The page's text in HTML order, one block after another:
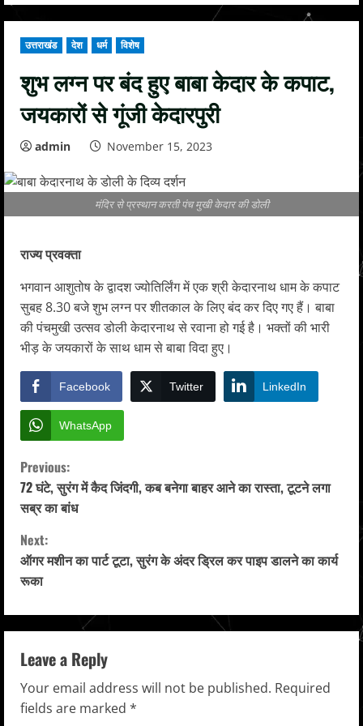
उत्तराखंड देश धर्म विशेष
शुभ लग्न पर बंद हुए बाबा केदार के कपाट,
जयकारों से गूंजी केदारपुरी
admin November 15, 2023
मंदिर से प्रस्थान करती पंच मुखी केदार की डोली
राज्य प्रवक्ता
भगवान आशुतोष के द्वादश ज्योतिर्लिंग में एक श्री केदारनाथ धाम के कपाट
सुबह 8.30 बजे शुभ लग्न पर शीतकाल के लिए बंद कर दिए गए हैं। बाबा
की पंचमुखी उत्सव डोली केदारनाथ से रवाना हो गई है। भक्तों की भारी
भीड़ के जयकारों के साथ धाम से बाबा विदा हुए।
Facebook Twitter LinkedIn
WhatsApp
C
o
n
t
i
n
u
e
Previous:
72 घंटे, सुरंग में कैद जिंदगी, कब बनेगा बाहर आने का रास्ता, टूटने लगा
सब्र का बांध
Next:
ऑगर मशीन का पार्ट टूटा, सुरंग के अंदर ड्रिल कर पाइप डालने का कार्य
रूका
Leave a Reply
Your email address will not be published. Required
fields are marked *